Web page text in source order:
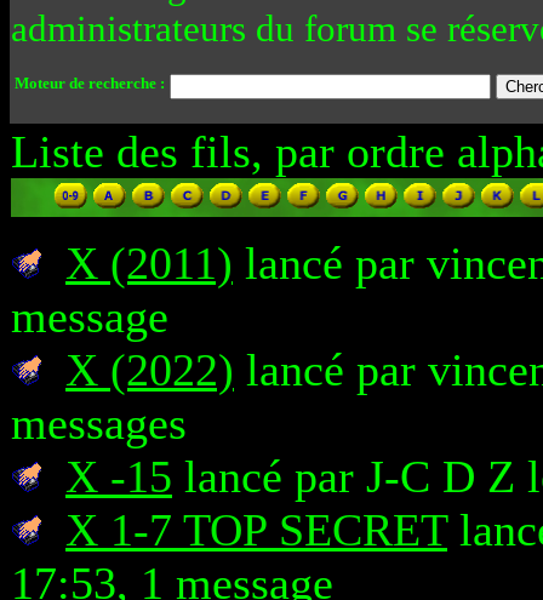
administrateurs du forum se
Moteur de recherche :
Liste des fils, par ordre
X (2011) lancé par
message
X (2022) lancé par
messages
X -15 lancé par J-C D Z
X 1-7 TOP SECRET
17:53, 1 message